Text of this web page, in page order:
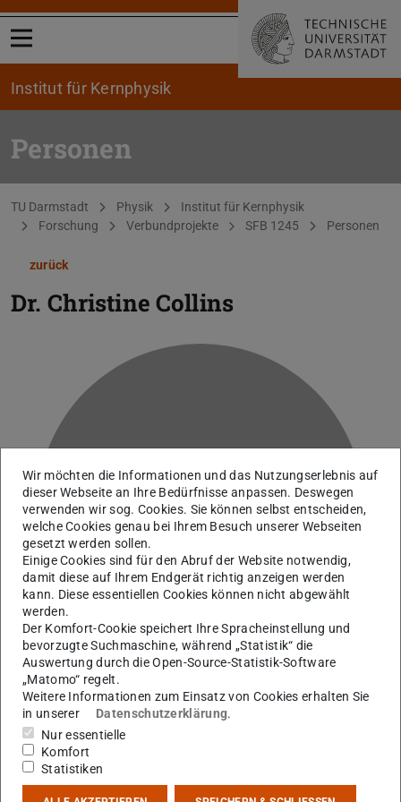
Menü öffnen
Institut für Kernphysik
Personen
Sie befinden sich hier:
TU Darmstadt Physik
Institut für Kernphysik
Forschung
Verbundprojekte SFB 1245 Personen
zurück
Dr. Christine Collins
C
Arbeitsgebiet(e)
B07
Kontakt
Wir möchten die Informationen und das Nutzungserlebnis auf
dieser Webseite an Ihre Bedürfnisse anpassen. Deswegen
verwenden wir sog. Cookies. Sie können selbst entscheiden,
welche Cookies genau bei Ihrem Besuch unserer Webseiten
gesetzt werden sollen.
Einige Cookies sind für den Abruf der Website notwendig,
damit diese auf Ihrem Endgerät richtig anzeigen werden
kann. Diese essentiellen Cookies können nicht abgewählt
werden.
Der Komfort-Cookie speichert Ihre Spracheinstellung und
bevorzugte Suchmaschine, während „Statistik“ die
Auswertung durch die Open-Source-Statistik-Software
„Matomo“ regelt.
Weitere Informationen zum Einsatz von Cookies erhalten Sie
in unserer
Datenschutzerklärung.
Nur essentielle
Komfort
Statistiken